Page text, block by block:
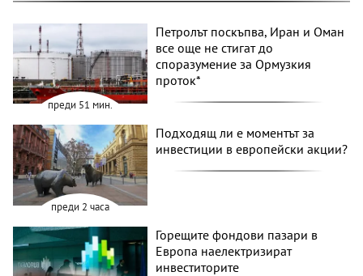
преди 51 мин.
Петролът поскъпва, Иран и Оман
все още не стигат до
споразумение за Ормузкия
проток*
преди 2 часа
Подходящ ли е моментът за
инвестиции в европейски акции?
Горещите фондови пазари в
Европа наелектризират
инвеститорите